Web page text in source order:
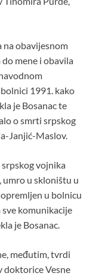
na obavijesnom
mene i obavila
1991. kako
je Bosanac te
o smrti srpskog
Janjić-Maslov.
srpskog vojnika
umro u skloništu u
u bolnicu
komunikacije
je Bosanac.
međutim, tvrdi
doktorice Vesne